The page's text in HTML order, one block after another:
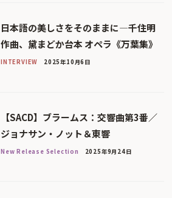
日本語の美しさをそのままに—千住明
作曲、黛まどか台本 オペラ《万葉集》
INTERVIEW 2025年10月6日
【SACD】ブラームス：交響曲第3番／
ジョナサン・ノット＆東響
New Release Selection 2025年9月24日